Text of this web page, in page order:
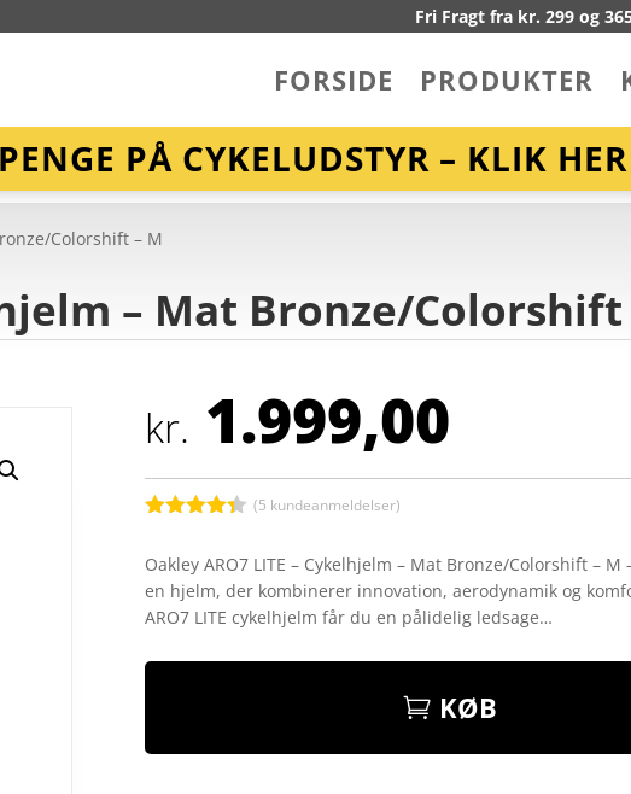
Fri Fragt fra kr. 299 og
FORSIDE PRODUKTER
PÅ CYKELUDSTYR – KLIK HER
Colorshift – M
– Mat Bronze/Colorshift
kr. 1.999,00
ud af 5
baseret
på
kundebedø
(5 kundeanmeldelser)
Oakley ARO7 LITE – Cykelhjelm – Mat Bronze/Colorshift –
en hjelm, der kombinerer innovation, aerodynamik og
ARO7 LITE cykelhjelm får du en pålidelig ledsage…
KØB